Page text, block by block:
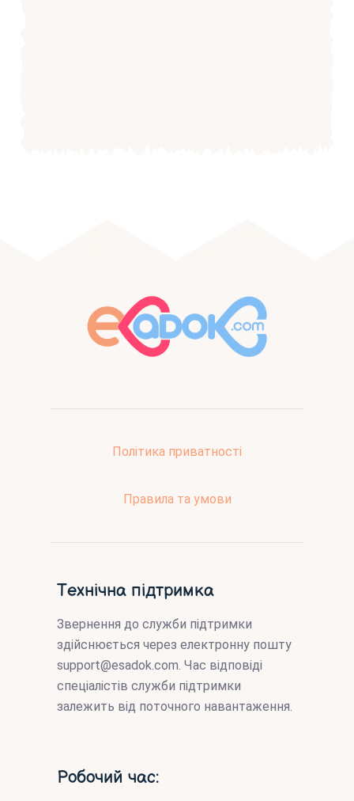
Політика приватності
Правила та умови
Технічна підтримка
Звернення до служби підтримки
здійснюється через електронну пошту
support@esadok.com. Час відповіді
спеціалістів служби підтримки
залежить від поточного навантаження.
Робочий час: